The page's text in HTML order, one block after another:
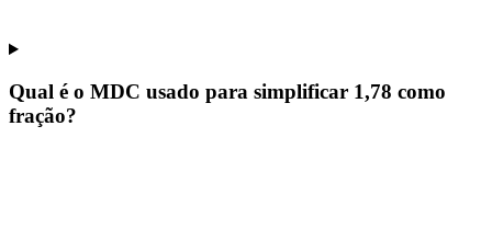
Qual é o MDC usado para simplificar 1,78 como
fração?